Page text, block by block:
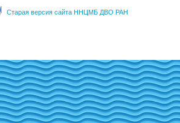
Старая версия сайта ННЦМБ ДВО РАН